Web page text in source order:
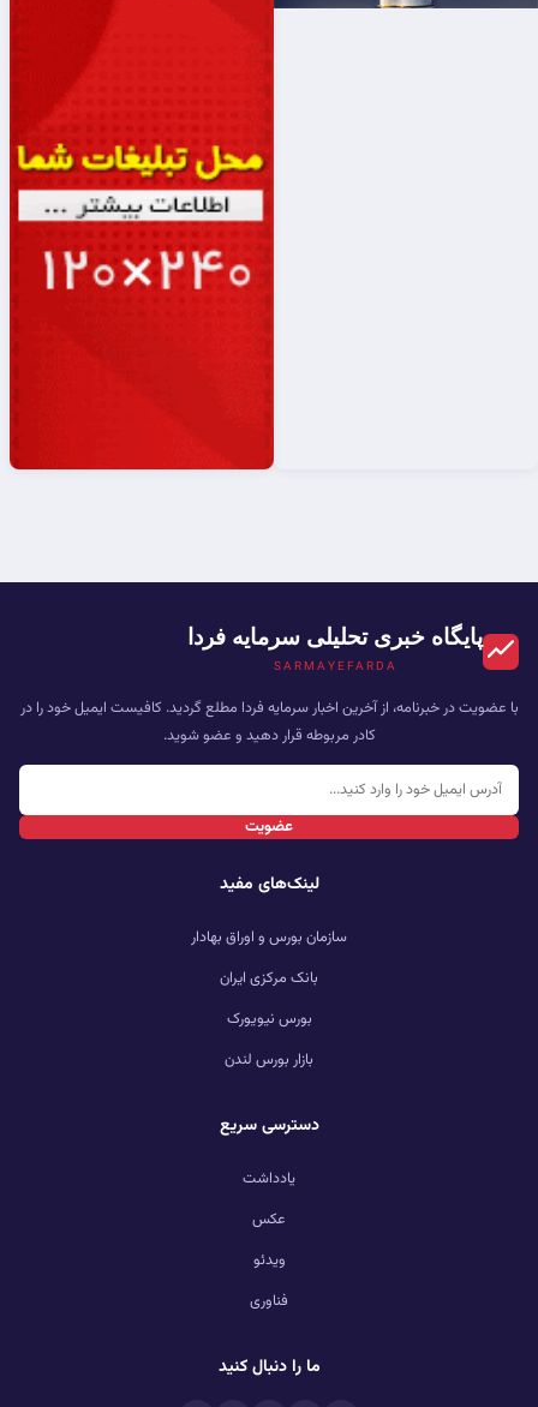
پایگاه خبری تحلیلی سرمایه فردا
SARMAYEFARDA
با عضویت در خبرنامه، از آخرین اخبار سرمایه فردا مطلع گردید. کافیست ایمیل خود را در
کادر مربوطه قرار دهید و عضو شوید.
عضویت
لینک‌های مفید
سازمان بورس و اوراق بهادار
بانک مرکزی ایران
بورس نیویورک
بازار بورس لندن
دسترسی سریع
یادداشت
عکس
ویدئو
فناوری
ما را دنبال کنید